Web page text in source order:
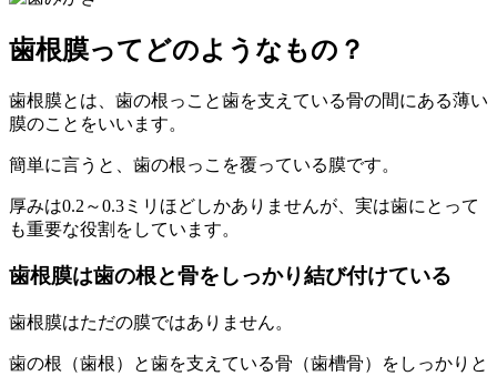
歯根膜ってどのようなもの？
歯根膜とは、歯の根っこと歯を支えている骨の間にある薄い
膜のことをいいます。
簡単に言うと、歯の根っこを覆っている膜です。
厚みは0.2～0.3ミリほどしかありませんが、実は歯にとって
も重要な役割をしています。
歯根膜は歯の根と骨をしっかり結び付けている
歯根膜はただの膜ではありません。
歯の根（歯根）と歯を支えている骨（歯槽骨）をしっかりと